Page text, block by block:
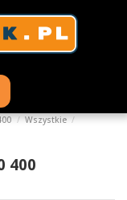
Wszystkie
400